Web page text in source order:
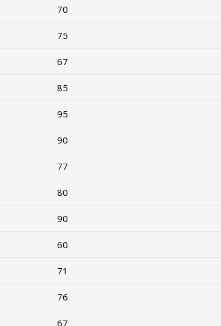
70
75
67
85
95
90
77
80
90
60
71
76
67